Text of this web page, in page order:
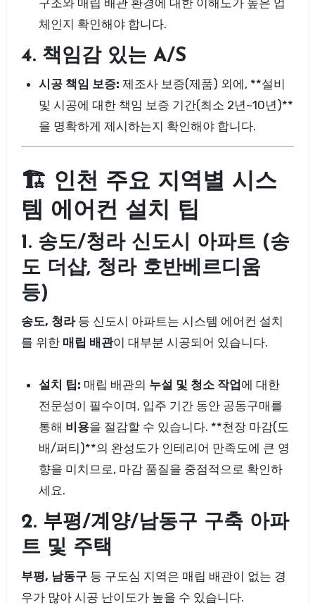
체인지 확인해야 합니다.
4. 책임감 있는 A/S
시공 책임 보증: 제조사 보증(제품) 외에, **설비
및 시공에 대한 책임 보증 기간(최소 2년~10년)**
을 명확하게 제시하는지 확인해야 합니다.
🏗️ 인천 주요 지역별 시스
템 에어컨 설치 팁
1. 송도/청라 신도시 아파트 (송
도 더샵, 청라 호반베르디움
등)
송도, 청라등 신도시 아파트는 시스템 에어컨 설치
를 위한 매립 배관이 대부분 시공되어 있습니다.
설치 팁: 매립 배관의 누설 및 청소 작업 에 대한
전문성이 필수이며, 입주 기간 동안 공동구매를
통해 비용을 절감할 수 있습니다. **천장 마감(도
배/퍼티)**의 완성도가 인테리어 만족도에 큰 영
향을 미치므로, 마감 품질을 중점적으로 확인하
세요.
2. 부평/계양/남동구 구축 아파
트 및 주택
부평, 남동구등 구도심 지역은 매립 배관이 없는 경
우가 많아 시공 난이도가 높을 수 있습니다.